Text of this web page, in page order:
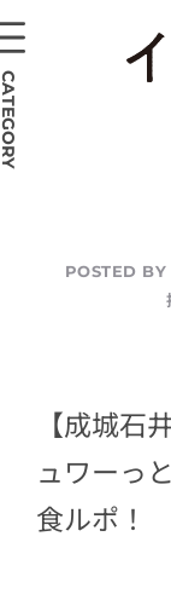
POSTED BY
【成城石
ュワーっ
食ルポ！